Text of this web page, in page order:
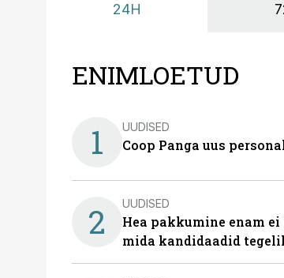
24H
ENIMLOETUD
1 UUDISED
Coop Panga uus
2 UUDISED
Hea pakkumine enam
mida kandidaadid